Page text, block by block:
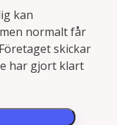
kan
normalt får
skickar
har gjort klart